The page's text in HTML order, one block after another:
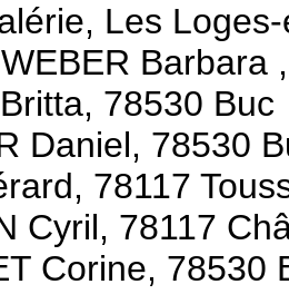
Les
Barbara
78530 Buc
Daniel, 78530
78117
Cyril, 78117
Corine, 78530